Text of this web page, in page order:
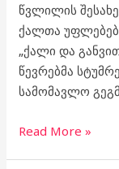
წვლილის
ქალთა
„ქალი და
წევრებმა
სამომავლო
Read More »